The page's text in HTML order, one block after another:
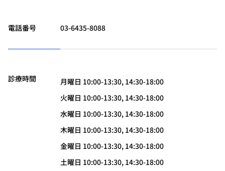
電話番号 03-6435-8088
診療時間
月曜日 10:00-13:30, 14:30-18:00
火曜日 10:00-13:30, 14:30-18:00
水曜日 10:00-13:30, 14:30-18:00
木曜日 10:00-13:30, 14:30-18:00
金曜日 10:00-13:30, 14:30-18:00
土曜日 10:00-13:30, 14:30-18:00